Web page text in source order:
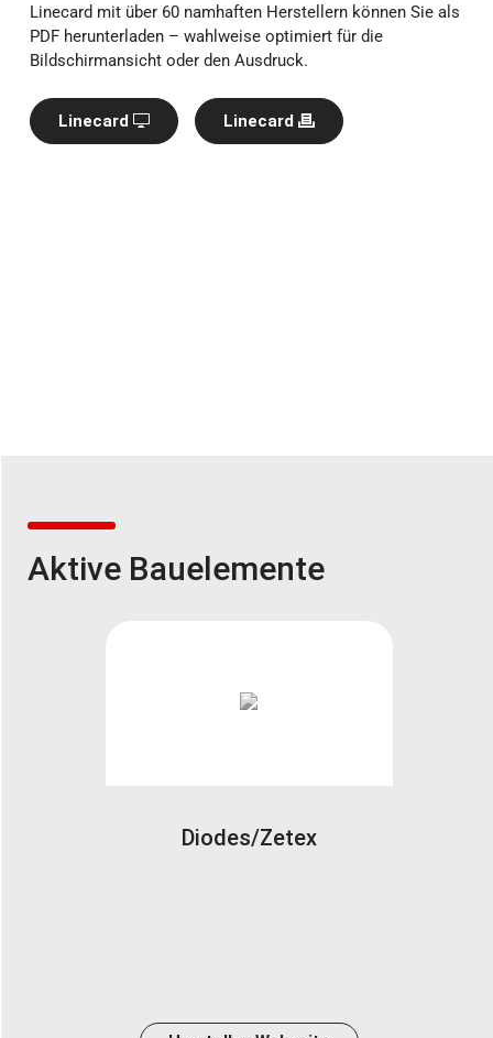
Linecard mit über 60 namhaften Herstellern können Sie als
PDF herunterladen – wahlweise optimiert für die
Bildschirmansicht oder den Ausdruck.
Linecard Linecard
Aktive Bauelemente
Diodes/Zetex